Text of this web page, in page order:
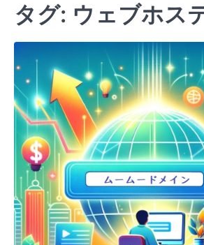
タグ: ウェブホス